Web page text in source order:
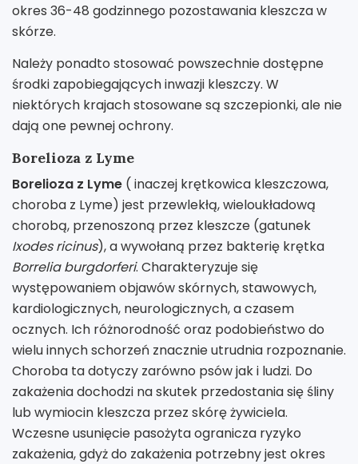
okres 36-48 godzinnego pozostawania kleszcza w
skórze.
Należy ponadto stosować powszechnie dostępne
środki zapobiegających inwazji kleszczy. W
niektórych krajach stosowane są szczepionki, ale nie
dają one pewnej ochrony.
Borelioza z Lyme
Borelioza z Lyme ( inaczej krętkowica kleszczowa,
choroba z Lyme) jest przewlekłą, wieloukładową
chorobą, przenoszoną przez kleszcze (gatunek
Ixodes ricinus), a wywołaną przez bakterię krętka
Borrelia burgdorferi. Charakteryzuje się
występowaniem objawów skórnych, stawowych,
kardiologicznych, neurologicznych, a czasem
ocznych. Ich różnorodność oraz podobieństwo do
wielu innych schorzeń znacznie utrudnia rozpoznanie.
Choroba ta dotyczy zarówno psów jak i ludzi. Do
zakażenia dochodzi na skutek przedostania się śliny
lub wymiocin kleszcza przez skórę żywiciela.
Wczesne usunięcie pasożyta ogranicza ryzyko
zakażenia, gdyż do zakażenia potrzebny jest okres